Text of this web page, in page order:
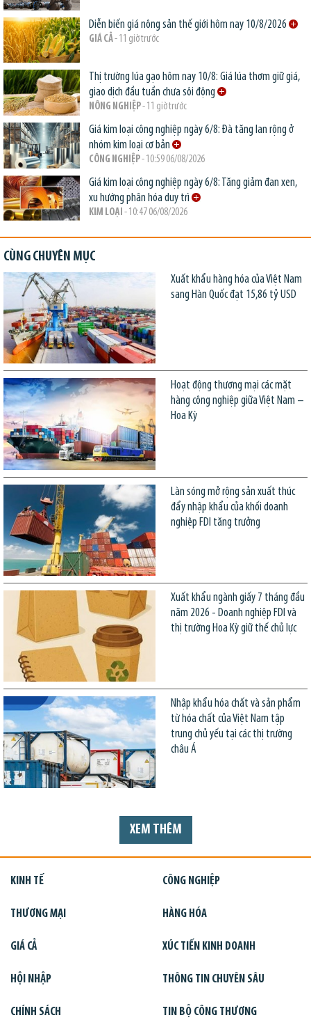
Diễn biến giá nông sản thế giới hôm nay 10/8/2026
GIÁ CẢ- 11 giờ trước
Thị trường lúa gạo hôm nay 10/8: Giá lúa thơm giữ giá,
giao dịch đầu tuần chưa sôi động
NÔNG NGHIỆP- 11 giờ trước
Giá kim loại công nghiệp ngày 6/8: Đà tăng lan rộng ở
nhóm kim loại cơ bản
CÔNG NGHIỆP- 10:59 06/08/2026
Giá kim loại công nghiệp ngày 6/8: Tăng giảm đan xen,
xu hướng phân hóa duy trì
KIM LOẠI - 10:47 06/08/2026
CÙNG CHUYÊN MỤC
Xuất khẩu hàng hóa của Việt Nam
sang Hàn Quốc đạt 15,86 tỷ USD
Hoạt động thương mại các mặt
hàng công nghiệp giữa Việt Nam –
Hoa Kỳ
Làn sóng mở rộng sản xuất thúc
đẩy nhập khẩu của khối doanh
nghiệp FDI tăng trưởng
Xuất khẩu ngành giấy 7 tháng đầu
năm 2026 - Doanh nghiệp FDI và
thị trường Hoa Kỳ giữ thế chủ lực
Nhập khẩu hóa chất và sản phẩm
từ hóa chất của Việt Nam tập
trung chủ yếu tại các thị trường
châu Á
XEM THÊM
KINH TẾ CÔNG NGHIỆP
THƯƠNG MẠI HÀNG HÓA
GIÁ CẢ XÚC TIẾN KINH DOANH
HỘI NHẬP THÔNG TIN CHUYÊN SÂU
CHÍNH SÁCH TIN BỘ CÔNG THƯƠNG